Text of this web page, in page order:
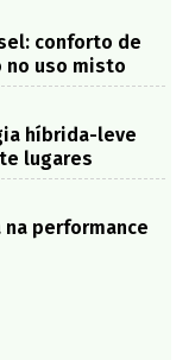
conforto de
no uso misto
híbrida-leve
lugares
na performance